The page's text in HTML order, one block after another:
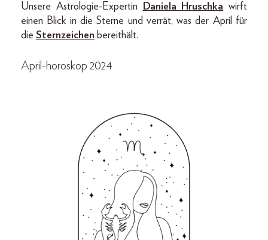
Unsere Astrologie-Expertin Daniela Hruschka wirft
einen Blick in die Sterne und verrät, was der April für
die Sternzeichen bereithält.
April-horoskop 2024